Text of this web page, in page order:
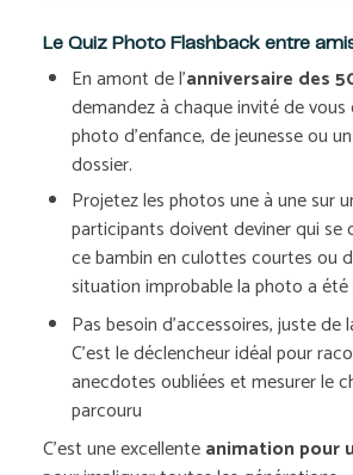
Le Quiz Photo Flashback entre
En amont de l’anniversaire des
demandez à chaque invité de vous
photo d’enfance, de jeunesse ou
dossier.
Projetez les photos une à une sur
participants doivent deviner qui se
ce bambin en culottes courtes ou
situation improbable la photo a été
Pas besoin d’accessoires, juste de
C’est le déclencheur idéal pour
anecdotes oubliées et mesurer le
parcouru
C’est une excellenteanimation pour